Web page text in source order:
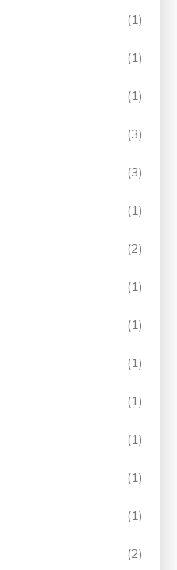
(1)
(1)
(1)
(3)
(3)
(1)
(2)
(1)
(1)
(1)
(1)
(1)
(1)
(1)
(2)